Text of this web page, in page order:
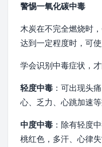
警惕一氧化碳中毒
木炭在不完全燃烧时
达到一定程度时，可
学会识别中毒症状，
轻度中毒 ：可出现头
心、乏力、心跳加速等
中度中毒 ：除有轻度
桃红色，多汗、 心律